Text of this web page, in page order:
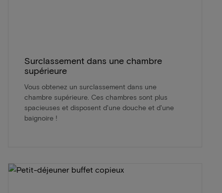
Surclassement dans une chambre
supérieure
Vous obtenez un surclassement dans une
chambre supérieure. Ces chambres sont plus
spacieuses et disposent d'une douche et d'une
baignoire !